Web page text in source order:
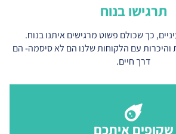
תרגישו בנוח
כך שכולם פשוט מרגישים איתנו בנוח.
עם הלקוחות שלנו הם לא סיסמה- הם
דרך חיים.
איתכם